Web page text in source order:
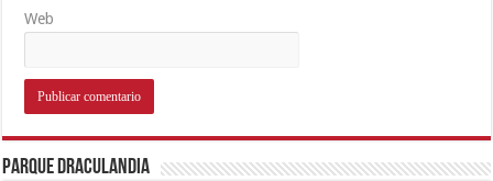
Web
Parque Draculandia